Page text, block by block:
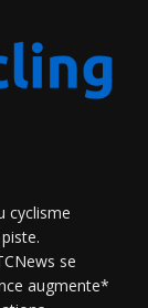
cyclisme
se
augmente*